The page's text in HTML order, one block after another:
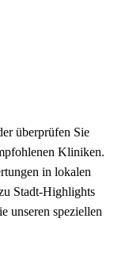
überprüfen Sie
Kliniken.
in lokalen
Stadt-Highlights
unseren speziellen